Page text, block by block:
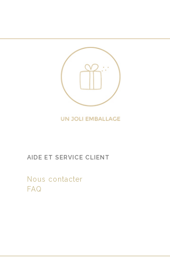
AIDE ET SERVICE CLIENT
Nous contacter
FAQ